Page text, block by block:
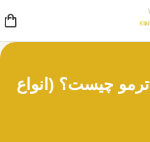
چیست؟ (انواع